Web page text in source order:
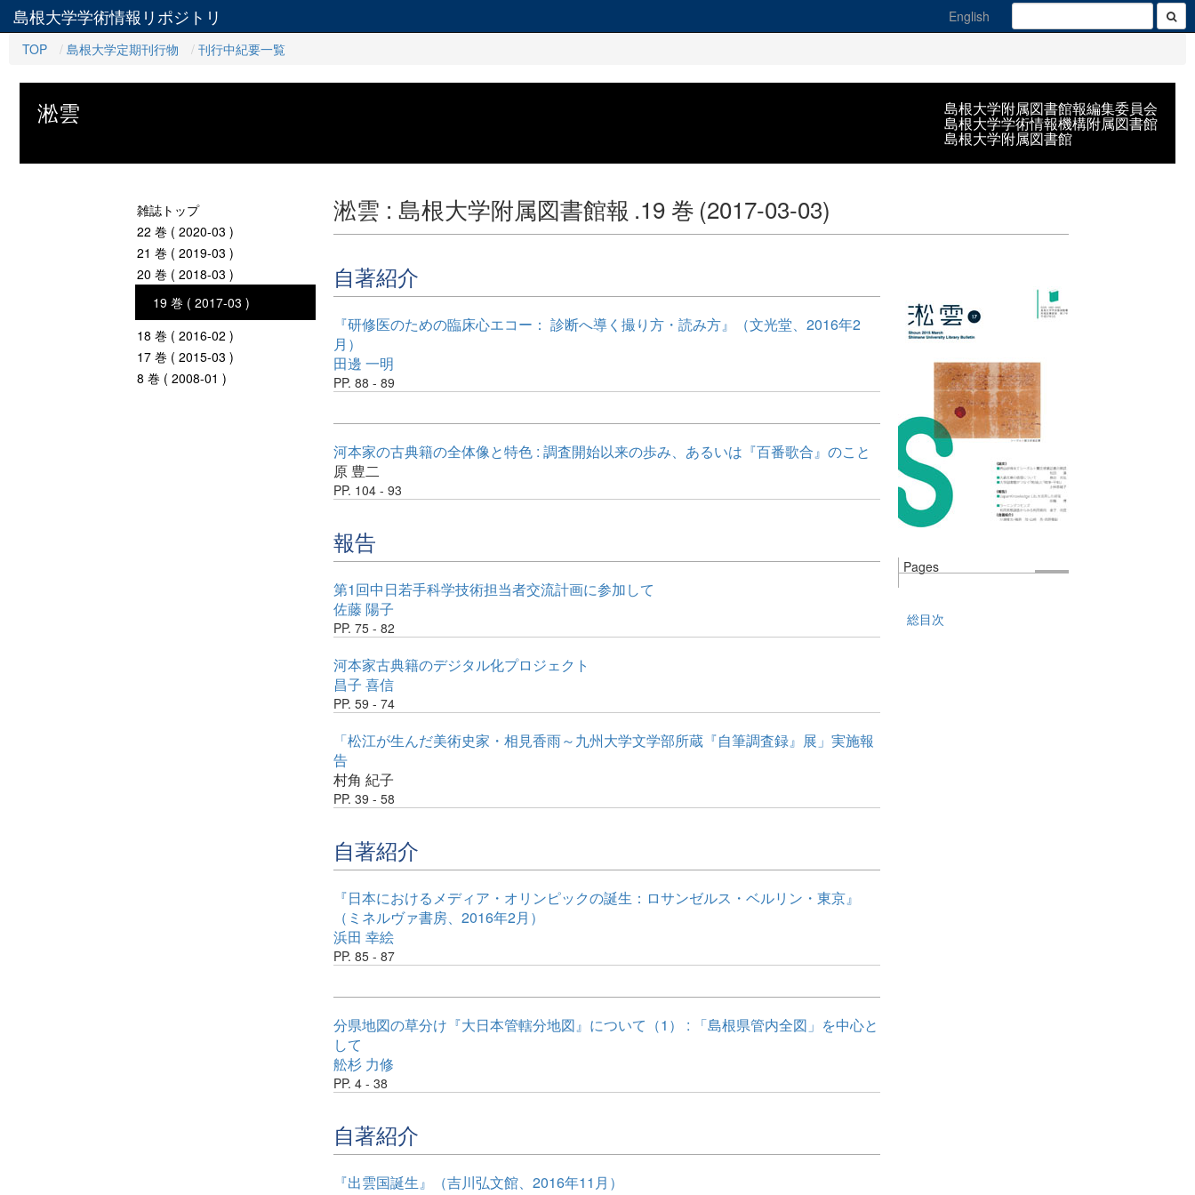
島根大学学術情報リポジトリ
English
TOP
島根大学定期刊行物 刊行中紀要一覧
島根大学附属図書館報編集委員会
島根大学学術情報機構附属図書館
島根大学附属図書館
淞雲
雑誌トップ
22 巻 ( 2020-03 )
21 巻 ( 2019-03 )
20 巻 ( 2018-03 )
19 巻 ( 2017-03 )
18 巻 ( 2016-02 )
17 巻 ( 2015-03 )
8 巻 ( 2008-01 )
淞雲 : 島根大学附属図書館報 .19 巻 (2017-03-03)
自著紹介
『研修医のための臨床心エコー： 診断へ導く撮り方・読み方』（文光堂、2016年2
月）
田邊 一明
PP. 88 - 89
河本家の古典籍の全体像と特色 : 調査開始以来の歩み、あるいは『百番歌合』のこと
原 豊二
PP. 104 - 93
報告
第1回中日若手科学技術担当者交流計画に参加して
佐藤 陽子
PP. 75 - 82
河本家古典籍のデジタル化プロジェクト
昌子 喜信
PP. 59 - 74
「松江が生んだ美術史家・相見香雨～九州大学文学部所蔵『自筆調査録』展」実施報
告
村角 紀子
PP. 39 - 58
自著紹介
『日本におけるメディア・オリンピックの誕生：ロサンゼルス・ベルリン・東京』
（ミネルヴァ書房、2016年2月）
浜田 幸絵
PP. 85 - 87
分県地図の草分け『大日本管轄分地図』について（1） : 「島根県管内全図」を中心と
して
舩杉 力修
PP. 4 - 38
自著紹介
『出雲国誕生』（吉川弘文館、2016年11月）
Pages
総目次